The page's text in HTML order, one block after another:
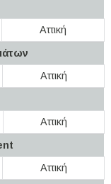
Αττική
Αττική
Αττική
Αττική